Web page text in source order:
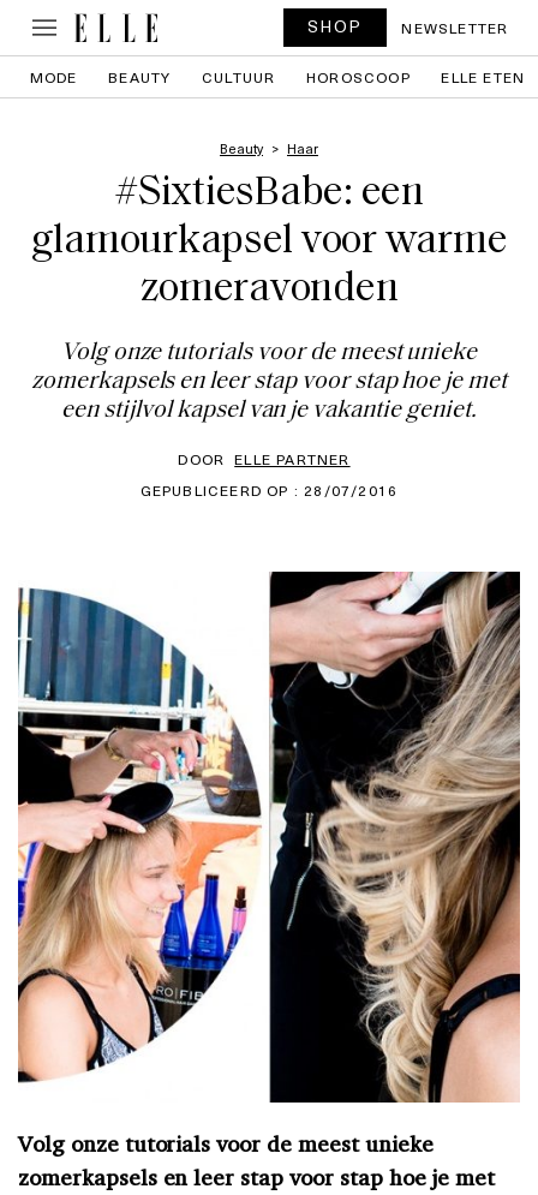
SHOP NEWSLETTER
MODE BEAUTY CULTUUR HOROSCOOP ELLE ETEN
Beauty Haar
#SixtiesBabe: een
glamourkapsel voor warme
zomeravonden
Volg onze tutorials voor de meest unieke
zomerkapsels en leer stap voor stap hoe je met
een stijlvol kapsel van je vakantie geniet.
DOOR ELLE PARTNER
GEPUBLICEERD OP : 28/07/2016
Volg onze tutorials voor de meest unieke
zomerkapsels en leer stap voor stap hoe je met